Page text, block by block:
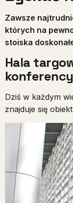
Zawsze
których na
stoiska
Hala
Dziś w każdym
znajduje się